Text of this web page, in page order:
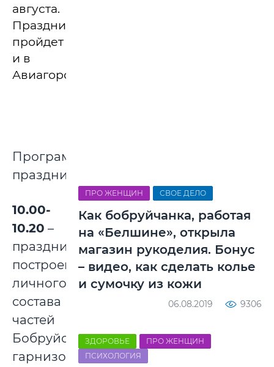
августа.
Праздник
пройдет
и в
Авиагородке.
Программа
праздника:
10.00-
10.20 –
праздничное
построение
личного
состава
частей
Бобруйского
гарнизона
ПРО ЖЕНЩИН СВОЕ ДЕЛО
Как бобруйчанка, работая
на «Белшине», открыла
магазин рукоделия. Бонус
– видео, как сделать колье
и сумочку из кожи
06.08.2019 9306
ЗДОРОВЬЕ
ПРО ЖЕНЩИН
ПСИХОЛОГИЯ